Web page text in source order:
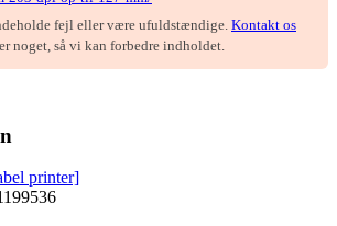
fejl eller være ufuldstændige. Kontakt os
noget, så vi kan forbedre indholdet.
printer]